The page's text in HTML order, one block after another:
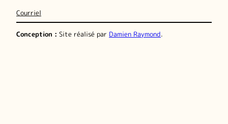
Courriel
Conception : Site réalisé par Damien Raymond.